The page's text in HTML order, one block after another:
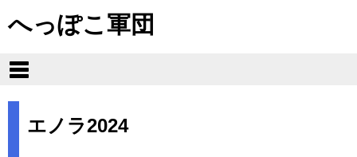
へっぽこ軍団
エノラ2024